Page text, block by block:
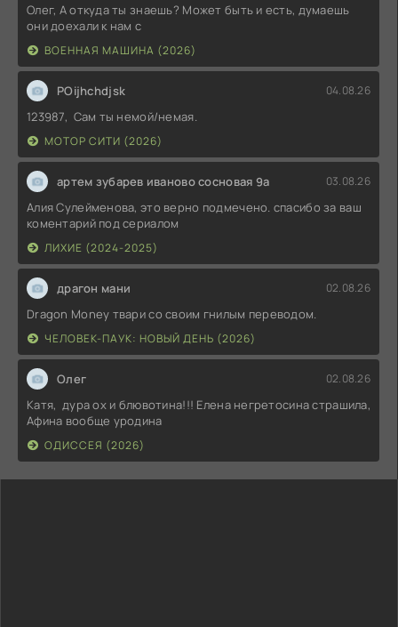
Олег, А откуда ты знаешь? Может быть и есть, думаешь
они доехали к нам с
ВОЕННАЯ МАШИНА (2026)
POijhchdjsk 04.08.26
123987, Сам ты немой/немая.
МОТОР СИТИ (2026)
артем зубарев иваново сосновая 9а 03.08.26
Алия Сулейменова, это верно подмечено. спасибо за ваш
коментарий под сериалом
ЛИХИЕ (2024-2025)
драгон мани 02.08.26
Dragon Money твари со своим гнилым переводом.
ЧЕЛОВЕК-ПАУК: НОВЫЙ ДЕНЬ (2026)
Олег 02.08.26
Катя, дура ох и блювотина!!! Елена негретосина страшила,
Афина вообще уродина
ОДИССЕЯ (2026)